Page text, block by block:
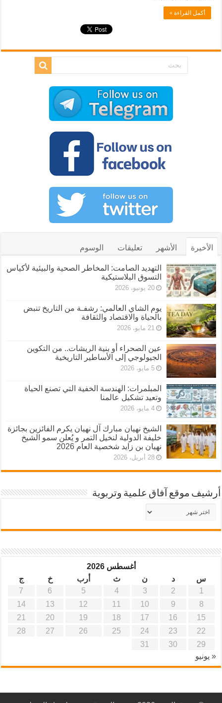
أكمل القراءة »
الأخيرة الأشهر تعليقات الوسوم
التهديد الصامت: المخاطر الصحية والبيئية لأكياس
التسوق البلاستيكية
20 يونيو، 2026
يوم الشاي العالمي: رشفـة من التاريخ تنبض
بالحياة والاقتصاد والثقافة
21 مايو، 2026
عين الصحراء أو بنية الريشات.. من التكوين
الجيولوجي إلى الأساطير التاريخية
5 مايو، 2026
المبلمرات: الهندسة الخفية التي تصنع الحياة
وتعيد تشكيل عالمنا
4 مايو، 2026
الشيخ نهيان مبارك آل نهيان يكرم الفائزين بجائزة
خليفة الدولية لنخيل التمر و يُعلن سمو الشيخ
نهيان بن زايد شخصية العام 2026
28 أبريل، 2026
أرشيف موقع آفاق علمية وتربوية
أرشيف
موقع
آفاق
أغسطس 2026
س
د ن ث أرب خ
ج
1
2
3
4
5
6
7
8
9
10
11
12
13
14
15
16
17
18
19
20
21
22
23
24
25
26
27
28
29
30
31
« يونيو